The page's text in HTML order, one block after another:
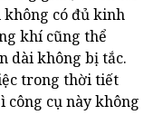
có đủ kinh
khí cũng thể
dài không bị tắc.
trong thời tiết
công cụ này không